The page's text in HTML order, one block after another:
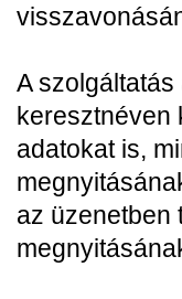
A
keresztnéven
adatokat is,
az üzenetben